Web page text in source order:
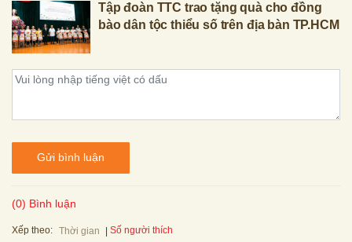
Tập đoàn TTC trao tặng quà cho đồng
bào dân tộc thiểu số trên địa bàn TP.HCM
Gửi bình luận
(0) Bình luận
Xếp theo: Thời gian Số người thích